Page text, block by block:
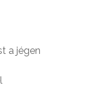
a jégen